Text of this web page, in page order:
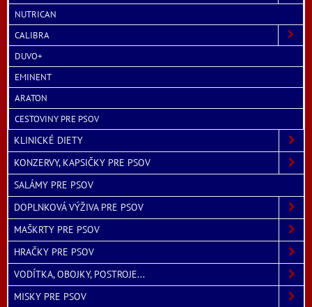
NUTRICAN
CALIBRA
DUVO+
EMINENT
ARATON
CESTOVINY PRE PSOV
KLINICKÉ DIETY
KONZERVY, KAPSIČKY PRE PSOV
SALÁMY PRE PSOV
DOPLNKOVÁ VÝŽIVA PRE PSOV
MAŠKRTY PRE PSOV
HRAČKY PRE PSOV
VODÍTKA, OBOJKY, POSTROJE...
MISKY PRE PSOV